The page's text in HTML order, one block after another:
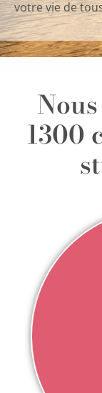
votre vie de
1300